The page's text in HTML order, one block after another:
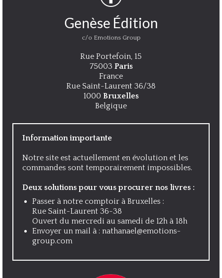
Genèse Édition
c/o Emotions Group
Rue Portefoin, 15
75003 Paris
France
Rue Saint-Laurent 36/38
1000 Bruxelles
Belgique
Information importante
Notre site est actuellement en évolution et les
commandes sont temporairement impossibles.
Deux solutions pour vous procurer nos livres :
Passer à notre comptoir à Bruxelles :
Rue Saint-Laurent 36-38
Ouvert du mercredi au samedi de 12h à 18h
Envoyer un mail à : nathanael@emotions-
group.com